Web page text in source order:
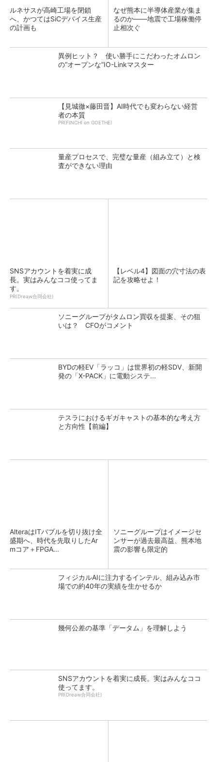
ルネサスが高崎工場を閉鎖
へ、かつてはSiCデバイス生産
の計画も
なぜ熊本に半導体産業が集ま
るのか――地震で工場稼働停
止相次ぐ
異例ヒット？ 使い勝手にこだわったオムロン
の“オープンな”IO-Linkマスター
【見城徹×藤田晋】AI時代でも変わらない経営
者の本質
PR(FINCHI on GOETHE)
量産プロセスで、完璧な量産（組み立て）と検
査ができない理由
SNSアカウントを着実に成
長。実はみんなココ使ってま
す。
PR(Dreaw合同会社)
【レベル4】図面の穴寸法の表
記を攻略せよ！
ソニーグループがタムロン買収を提案、その狙
いは？ CFOがコメント
BYDの軽EV「ラッコ」は世界初の軽SDV、新開
発の「X-PACK」に電動システ...
テスラにおけるギガキャストの基本的な考え方
と方向性【前編】
AlteraはITバブルを切り抜け全
盛期へ、時代を先取りしたAr
mコア＋FPGA...
ソニーグループはイメージセ
ンサーが過去最高益、熊本地
震の影響も限定的
フィジカルAIに注力するインテル、組み込み市
場での約40年の実績を生かせるか
幾何公差の基準「データム」を理解しよう
SNSアカウントを着実に成長。実はみんなココ
使ってます。
PR(Dreaw合同会社)